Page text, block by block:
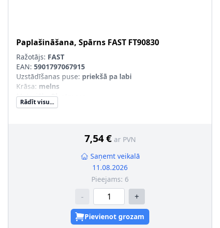
Paplašināšana, Spārns FAST FT90830
Ražotājs: FAST
EAN: 5901797067915
Uzstādīšanas puse: priekšā pa labi
Krāsa: melns
Materiāls:Plastmasa
Komponenti:
Rādīt visu...
7,54 € ar PVN
Saņemt veikalā
11.08.2026
Pieejams: 6
- +
Pievienot grozam